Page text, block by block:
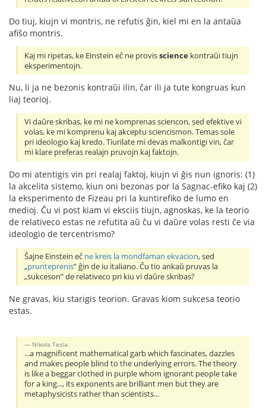
Do tiuj, kiujn vi montris, ne refutis ĝin, kiel mi en la antaŭa
afiŝo montris.
Kaj mi ripetas, ke Einstein eĉ ne provisscience kontraŭi tiujn
eksperimentojn.
Nu, li ja ne bezonis kontraŭi ilin, ĉar ili ja tute kongruas kun
liaj teorioj.
Vi daŭre skribas, ke mi ne komprenas sciencon, sed efektive vi
volas, ke mi komprenu kaj akceptu sciencismon. Temas sole
pri ideologio kaj kredo. Tiurilate mi devas malkontigi vin, ĉar
mi klare preferas realajn pruvojn kaj faktojn.
Do mi atentigis vin pri realaj faktoj, kiujn vi ĝis nun ignoris: (1)
la akcelita sistemo, kiun oni bezonas por la Sagnac-efiko kaj (2)
la eksperimento de Fizeau pri la kuntirefiko de lumo en
medioj. Ĉu vi post kiam vi eksciis tiujn, agnoskas, ke la teorio
de relativeco estas ne refutita aŭ ĉu vi daŭre volas resti ĉe via
ideologio de tercentrismo?
Ŝajne Einstein eĉ ne kreis la mondfaman ekvacion, sed
„prunteprenis” ĝin de iu italiano. Ĉu tio ankaŭ pruvas la
„sukceson” de relativeco pri kiu vi daŭre skribas?
Ne gravas, kiu starigis teorion. Gravas kiom sukcesa teorio
estas.
Nikola Tesla:
...a magnificent mathematical garb which fascinates, dazzles
and makes people blind to the underlying errors. The theory
is like a beggar clothed in purple whom ignorant people take
for a king..., its exponents are brilliant men but they are
metaphysicists rather than scientists...